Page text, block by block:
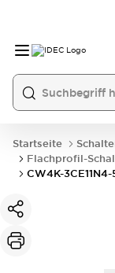
Startseite
Flachprofil-
CW4K-3CE11N4-